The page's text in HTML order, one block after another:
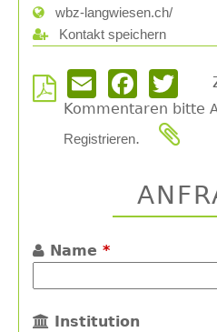
wbz-langwiesen.ch/
Kontakt speichern
Email FacebookTwitter
Kommentaren bitte
Registrieren.
Name *
Institution